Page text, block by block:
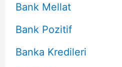
Bank Mellat
Bank Pozitif
Banka Kredileri